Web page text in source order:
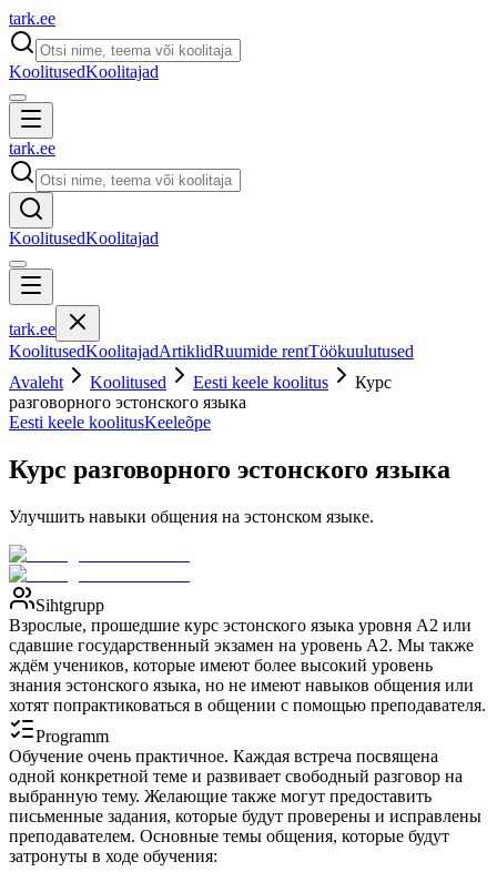
tark.ee
KoolitusedKoolitajad
tark.ee
KoolitusedKoolitajad
tark.ee
KoolitusedKoolitajadArtiklidRuumide rentTöökuulutused
Avaleht
Koolitused Eesti keele koolitus
Курс
разговорного эстонского языка
Eesti keele koolitusKeeleõpe
Курс разговорного эстонского языка
Улучшить навыки общения на эстонском языке.
Sihtgrupp
Взрослые, прошедшие курс эстонского языка уровня А2 или
сдавшие государственный экзамен на уровень А2. Мы также
ждём учеников, которые имеют более высокий уровень
знания эстонского языка, но не имеют навыков общения или
хотят попрактиковаться в общении с помощью преподавателя.
Programm
Обучение очень практичное. Каждая встреча посвящена
одной конкретной теме и развивает свободный разговор на
выбранную тему. Желающие также могут предоставить
письменные задания, которые будут проверены и исправлены
преподавателем. Основные темы общения, которые будут
затронуты в ходе обучения: